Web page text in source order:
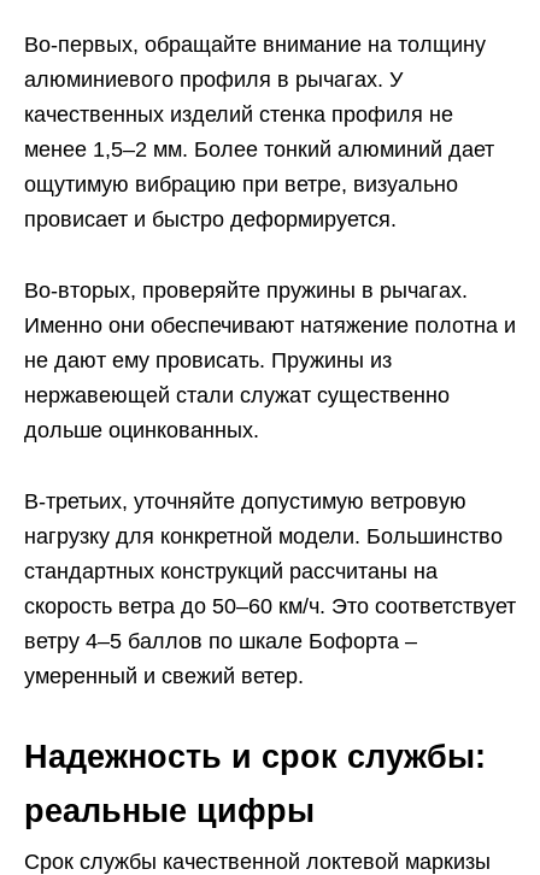
Во-первых, обращайте внимание на толщину
алюминиевого профиля в рычагах. У
качественных изделий стенка профиля не
менее 1,5–2 мм. Более тонкий алюминий дает
ощутимую вибрацию при ветре, визуально
провисает и быстро деформируется.
Во-вторых, проверяйте пружины в рычагах.
Именно они обеспечивают натяжение полотна и
не дают ему провисать. Пружины из
нержавеющей стали служат существенно
дольше оцинкованных.
В-третьих, уточняйте допустимую ветровую
нагрузку для конкретной модели. Большинство
стандартных конструкций рассчитаны на
скорость ветра до 50–60 км/ч. Это соответствует
ветру 4–5 баллов по шкале Бофорта –
умеренный и свежий ветер.
Надежность и срок службы:
реальные цифры
Срок службы качественной локтевой маркизы